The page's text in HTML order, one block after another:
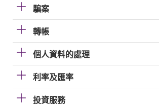
騙案
轉帳
個人資料的處理
利率及匯率
投資服務